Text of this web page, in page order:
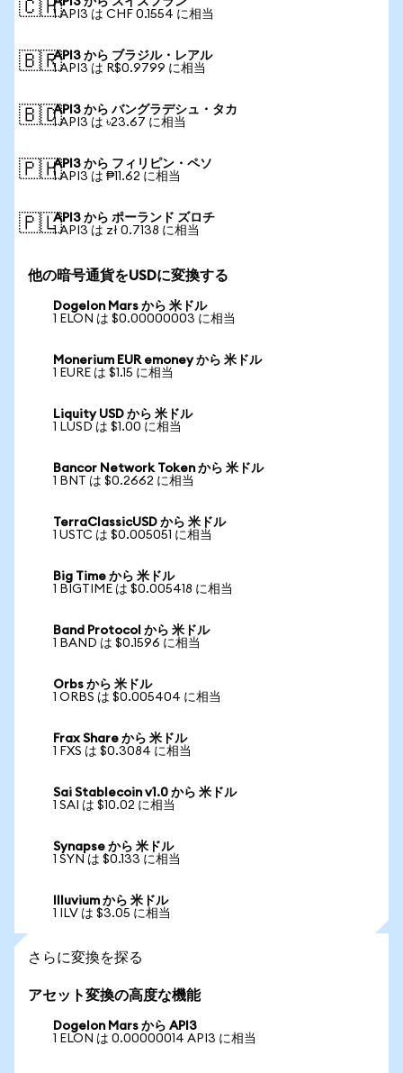
🇨🇭1 API3 は CHF 0.1554 に相当
🇧🇷API3 から ブラジル・レアル
1 API3 は R$0.9799 に相当
🇧🇩API3 から バングラデシュ・タカ
1 API3 は ৳23.67 に相当
🇵🇭API3 から フィリピン・ペソ
1 API3 は ₱11.62 に相当
🇵🇱API3 から ポーランド ズロチ
1 API3 は zł 0.7138 に相当
他の暗号通貨をUSDに変換する
Dogelon Mars から 米ドル
1 ELON は $0.00000003 に相当
Monerium EUR emoney から 米ドル
1 EURE は $1.15 に相当
Liquity USD から 米ドル
1 LUSD は $1.00 に相当
Bancor Network Token から 米ドル
1 BNT は $0.2662 に相当
TerraClassicUSD から 米ドル
1 USTC は $0.005051 に相当
Big Time から 米ドル
1 BIGTIME は $0.005418 に相当
Band Protocol から 米ドル
1 BAND は $0.1596 に相当
Orbs から 米ドル
1 ORBS は $0.005404 に相当
Frax Share から 米ドル
1 FXS は $0.3084 に相当
Sai Stablecoin v1.0 から 米ドル
1 SAI は $10.02 に相当
Synapse から 米ドル
1 SYN は $0.133 に相当
Illuvium から 米ドル
1 ILV は $3.05 に相当
さらに変換を探る
アセット変換の高度な機能
Dogelon Mars から API3
1 ELON は 0.00000014 API3 に相当